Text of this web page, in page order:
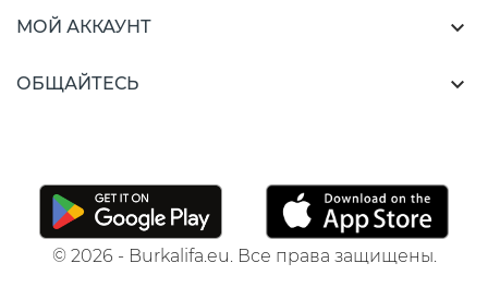
МОЙ АККАУНТ 
ОБЩАЙТЕСЬ 
© 2026 - Burkalifa.eu. Все права защищены.